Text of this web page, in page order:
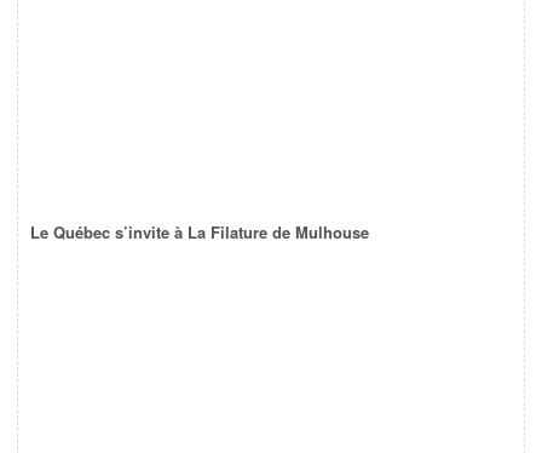
Le Québec s’invite à La Filature de Mulhouse